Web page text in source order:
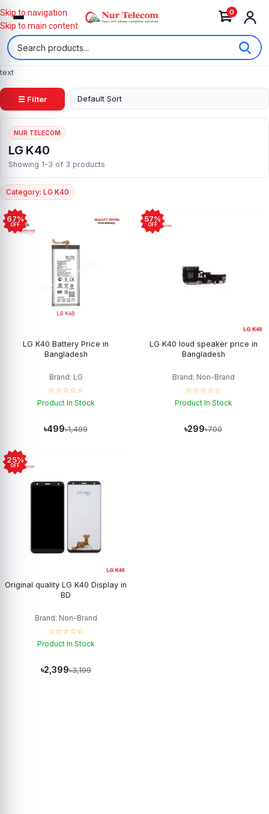
0
Skip to navigation
Skip to main content
text
☰ Filter
NUR TELECOM
LG K40
Showing 1-3 of 3 products
Category: LG K40
67%
OFF
LG K40 Battery Price in
Bangladesh
Brand: LG
☆☆☆☆☆
Product In Stock
৳499৳1,499
57%
OFF
LG K40 loud speaker price in
Bangladesh
Brand: Non-Brand
☆☆☆☆☆
Product In Stock
৳299৳700
25%
OFF
Original quality LG K40 Display in
BD
Brand: Non-Brand
☆☆☆☆☆
Product In Stock
৳2,399৳3,199